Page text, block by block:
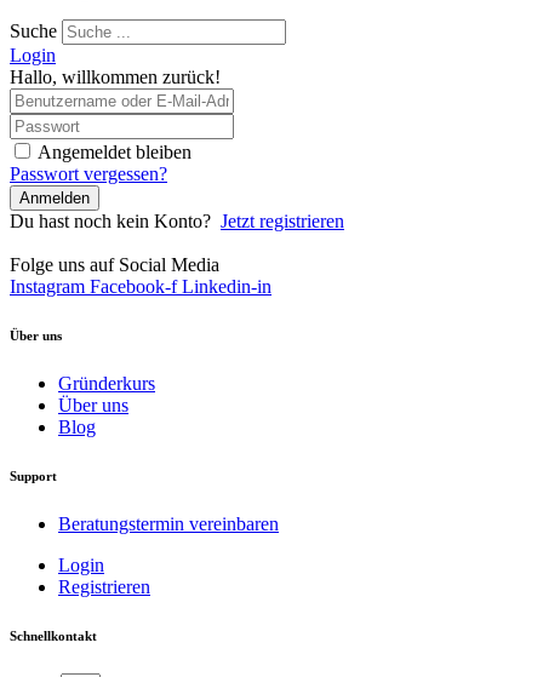
Suche
Login
Hallo, willkommen zurück!
Angemeldet bleiben
Passwort vergessen?
Anmelden
Du hast noch kein Konto? Jetzt registrieren
Folge uns auf Social Media
Instagram Facebook-f Linkedin-in
Über uns
Gründerkurs
Über uns
Blog
Support
Beratungstermin vereinbaren
Login
Registrieren
Schnellkontakt